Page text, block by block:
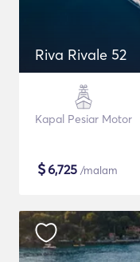
Riva Rivale 52
Kapal Pesiar Motor
$6,725 /malam